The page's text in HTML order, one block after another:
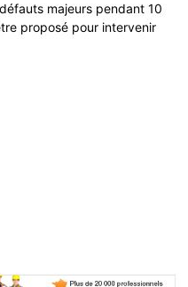
majeurs pendant 10
proposé pour intervenir